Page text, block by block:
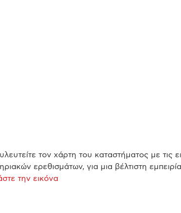
τον χάρτη του καταστήματος με τις
ερεθισμάτων, για μια βέλτιστη
την εικόνα